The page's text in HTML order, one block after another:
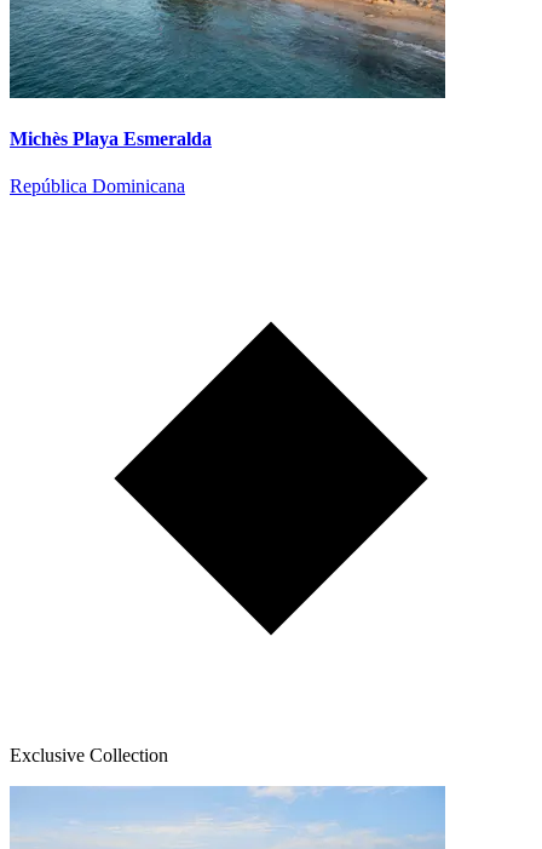
Michès Playa Esmeralda
República Dominicana
Exclusive Collection